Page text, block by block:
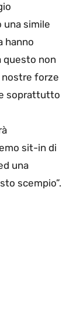
una simile
hanno
questo non
forze
soprattutto
sit-in di
una
scempio”.